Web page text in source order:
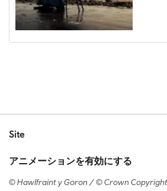
Site
アニメーションを有効にする
© Hawlfraint y Goron / © Crown Copyright